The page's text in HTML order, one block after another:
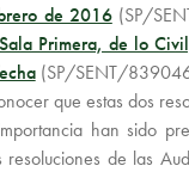
de 2016(SP/
Sala Primera, de lo
(SP/SENT/
que estas dos
han sido
resoluciones de las